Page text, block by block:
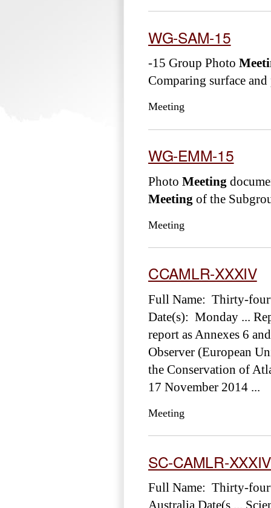
WG-SAM-15
-15 Group Photo
Comparing surface
Meeting
WG-EMM-15
Photo Meeting
Meeting of the
Meeting
CCAMLR-XXXIV
Full Name: Thirty-
Date(s): Monday ...
report as Annexes 6
Observer (European
the Conservation of
17 November 2014 ...
Meeting
SC-CAMLR-XXXIV
Full Name: Thirty-
Australia Date(s ...